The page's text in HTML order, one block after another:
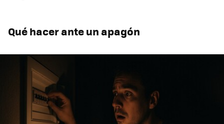
Qué hacer ante un apagón